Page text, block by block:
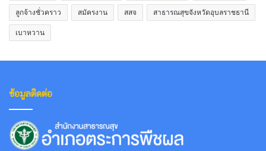
ลูกจ้างชั่วคราว สมัครงาน สสจ สาธารณสุขจังหวัดอุบลราชธานี
เบาหวาน
ข้อมูลติดต่อ